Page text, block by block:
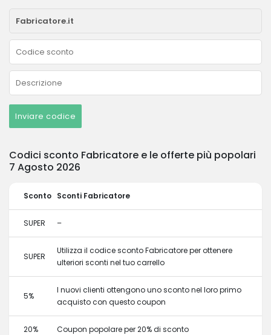
Inviare codice
Codici sconto Fabricatore e le offerte più popolari
7 Agosto 2026
Sconto Sconti Fabricatore
SUPER –
SUPER
Utilizza il codice sconto Fabricatore per ottenere
ulteriori sconti nel tuo carrello
5%
I nuovi clienti ottengono uno sconto nel loro primo
acquisto con questo coupon
20% Coupon popolare per 20% di sconto